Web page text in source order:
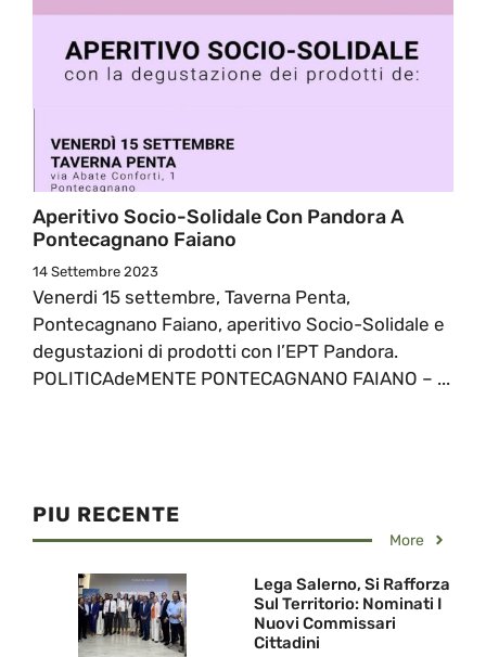
Aperitivo Socio-Solidale Con Pandora A
Pontecagnano Faiano
14 Settembre 2023
Venerdi 15 settembre, Taverna Penta,
Pontecagnano Faiano, aperitivo Socio-Solidale e
degustazioni di prodotti con l’EPT Pandora.
POLITICAdeMENTE PONTECAGNANO FAIANO – ...
PIU RECENTE
More
Lega Salerno, Si Rafforza
Sul Territorio: Nominati I
Nuovi Commissari
Cittadini